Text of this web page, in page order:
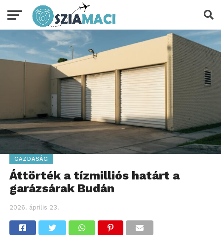
GAZDASÁG
Áttörték a tízmilliós határt a
garázsárak Budán
2026. április 23.